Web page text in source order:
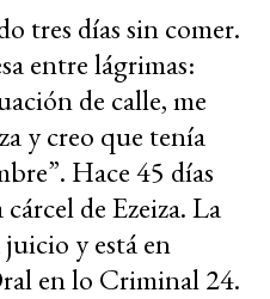
tres días sin comer.
entre lágrimas:
de calle, me
y creo que tenía
Hace 45 días
de Ezeiza. La
juicio y está en
en lo Criminal 24.